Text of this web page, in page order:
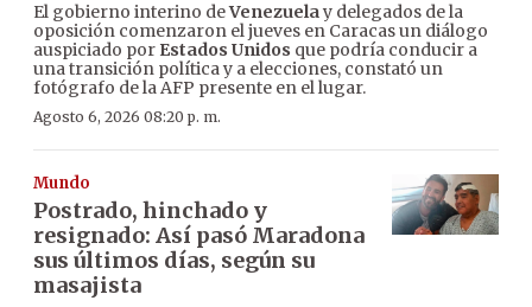
El gobierno interino deVenezuelay delegados de la
oposición comenzaron el jueves en Caracas un diálogo
auspiciado por Estados Unidos que podría conducir a
una transición política y a elecciones, constató un
fotógrafo de la AFP presente en el lugar.
Agosto 6, 2026 08:20 p. m.
Mundo
Postrado, hinchado y
resignado: Así pasó Maradona
sus últimos días, según su
masajista